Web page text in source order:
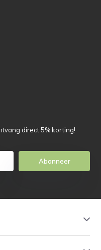
direct 5% korting!
Abonneer